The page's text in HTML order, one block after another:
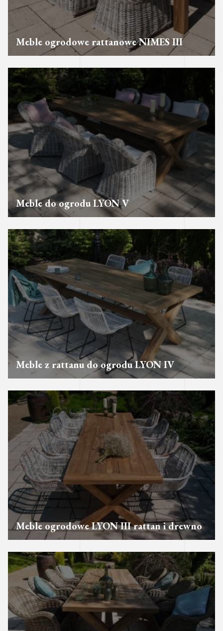
Meble ogrodowe rattanowe NIMES III
Meble do ogrodu LYON V
Meble z rattanu do ogrodu LYON IV
Meble ogrodowe LYON III rattan i drewno